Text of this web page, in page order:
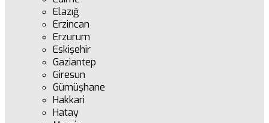
Elazığ
Erzincan
Erzurum
Eskişehir
Gaziantep
Giresun
Gümüşhane
Hakkari
Hatay